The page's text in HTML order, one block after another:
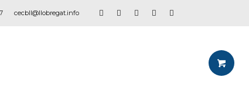
cecbll@llobregat.info